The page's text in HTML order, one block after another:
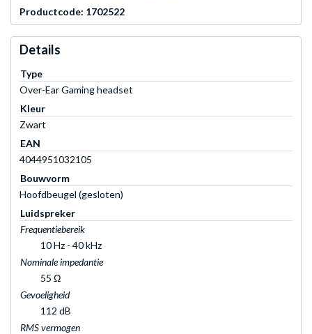
Productcode: 1702522
Details
Type
Over-Ear Gaming headset
Kleur
Zwart
EAN
4044951032105
Bouwvorm
Hoofdbeugel (gesloten)
Luidspreker
Frequentiebereik
10 Hz - 40 kHz
Nominale impedantie
55 Ω
Gevoeligheid
112 dB
RMS vermogen